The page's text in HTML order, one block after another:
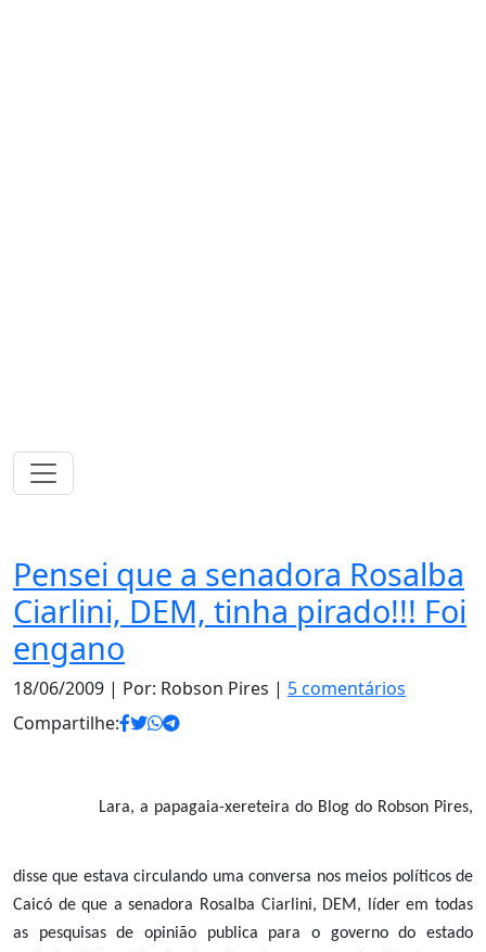
Pensei que a senadora Rosalba
Ciarlini, DEM, tinha pirado!!! Foi
engano
18/06/2009 | Por: Robson Pires | 5 comentários
Compartilhe:
Lara, a papagaia-xereteira do Blog do Robson Pires,
disse que estava circulando uma conversa nos meios políticos de
Caicó de que a senadora Rosalba Ciarlini, DEM, líder em todas
as pesquisas de opinião publica para o governo do estado